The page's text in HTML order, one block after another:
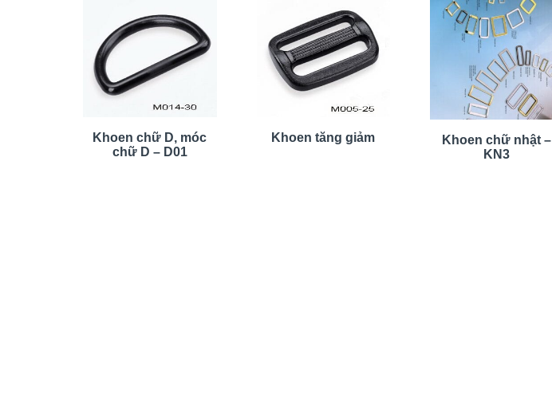
Khoen chữ D, móc
chữ D – D01
Khoen tăng giảm
Khoen chữ nhật –
KN3